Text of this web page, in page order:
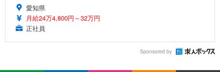
愛知県
月給24万4,800円～32万円
正社員
Sponsored by